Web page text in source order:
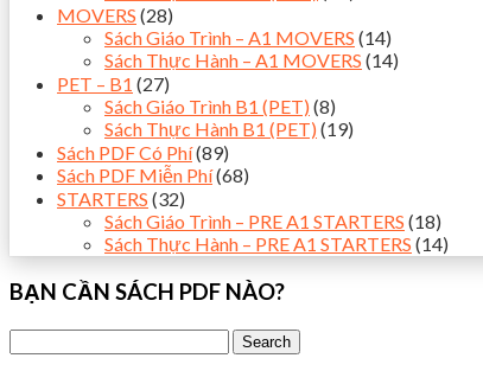
MOVERS (28)
Sách Giáo Trình – A1 MOVERS (14)
Sách Thực Hành – A1 MOVERS (14)
PET – B1 (27)
Sách Giáo Trình B1 (PET) (8)
Sách Thực Hành B1 (PET) (19)
Sách PDF Có Phí(89)
Sách PDF Miễn Phí(68)
STARTERS (32)
Sách Giáo Trình – PRE A1 STARTERS (18)
Sách Thực Hành – PRE A1 STARTERS (14)
BẠN CẦN SÁCH PDF NÀO?